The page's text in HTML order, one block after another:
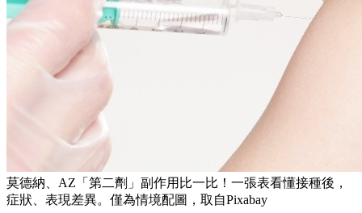
莫德納、AZ「第二劑」副作用比一比！一張表看懂接種後，
症狀、表現差異。僅為情境配圖，取自Pixabay